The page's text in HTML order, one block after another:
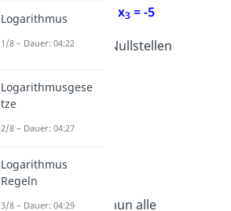
x3 = -5
Jetzt hast du alle Nullstellen
x2= 1
x = -5
Übrigens:Da du nun alle
Logarithmus
1/8 – Dauer: 04:22
Logarithmusgese
tze
2/8 – Dauer: 04:27
Logarithmus
Regeln
3/8 – Dauer: 04:29